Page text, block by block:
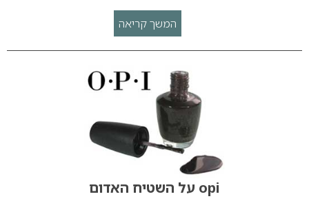
המשך קריאה
opi על השטיח האדום